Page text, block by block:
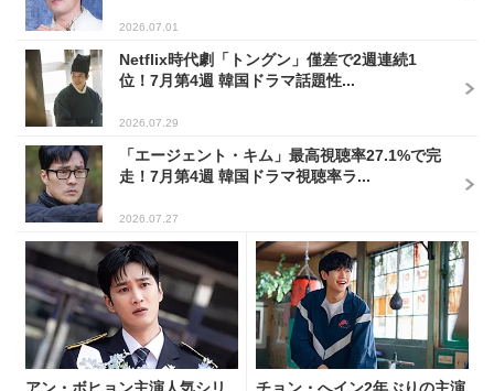
2026.07.01
Netflix時代劇「トングン」僅差で2週連続1
位！7月第4週 韓国ドラマ話題性...
2026.07.29
「エージェント・キム」最高視聴率27.1%で完
走！7月第4週 韓国ドラマ視聴率ラ...
2026.07.27
アン・ボヒョン主演人気シリ
チョン・へイン2年ぶりの主演